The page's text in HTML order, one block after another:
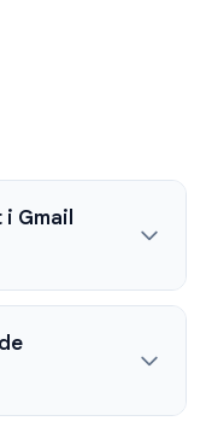
Gmail